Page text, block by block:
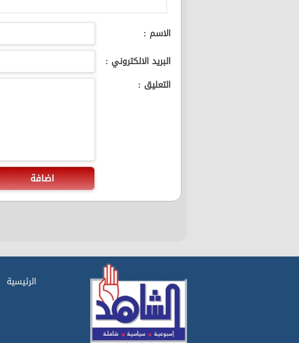
الاسم :
البريد الالكتروني :
التعليق :
اضافة
الرئيسية